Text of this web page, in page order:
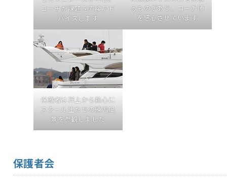
コーチが課題を直接アド
バイスします
るものがあり、コーチ陣
を感心させています
保護者は洋上から熱心に
スクール生たちの練習風
景を参観しました
保護者会